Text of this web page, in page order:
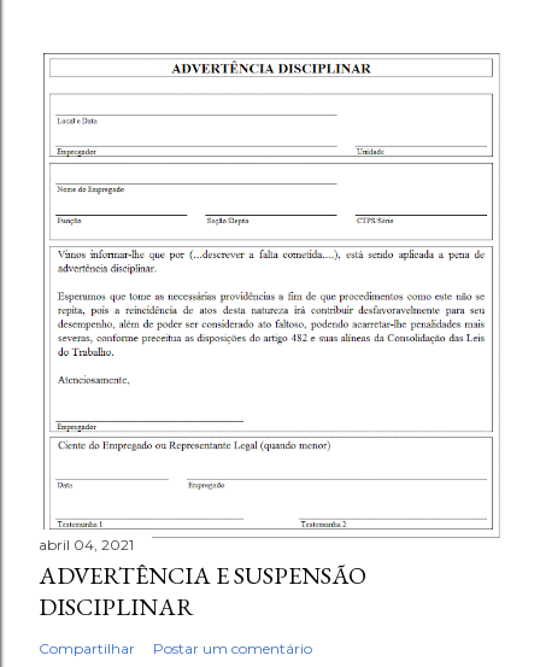
abril 04, 2021
ADVERTÊNCIA E SUSPENSÃO
DISCIPLINAR
Compartilhar Postar um comentário